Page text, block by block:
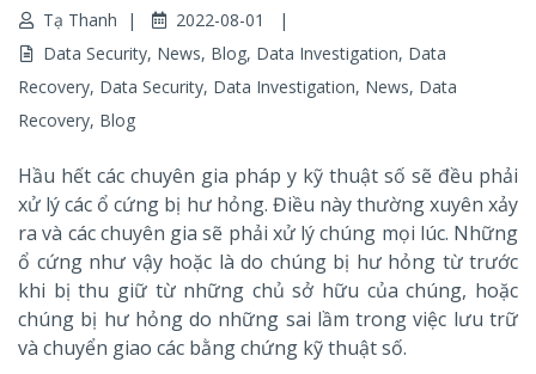
Tạ Thanh
2022-08-01
Data Security, News, Blog, Data Investigation, Data
Recovery, Data Security, Data Investigation, News, Data
Recovery, Blog
Hầu hết các chuyên gia pháp y kỹ thuật số sẽ đều phải
xử lý các ổ cứng bị hư hỏng. Điều này thường xuyên xảy
ra và các chuyên gia sẽ phải xử lý chúng mọi lúc. Những
ổ cứng như vậy hoặc là do chúng bị hư hỏng từ trước
khi bị thu giữ từ những chủ sở hữu của chúng, hoặc
chúng bị hư hỏng do những sai lầm trong việc lưu trữ
và chuyển giao các bằng chứng kỹ thuật số.